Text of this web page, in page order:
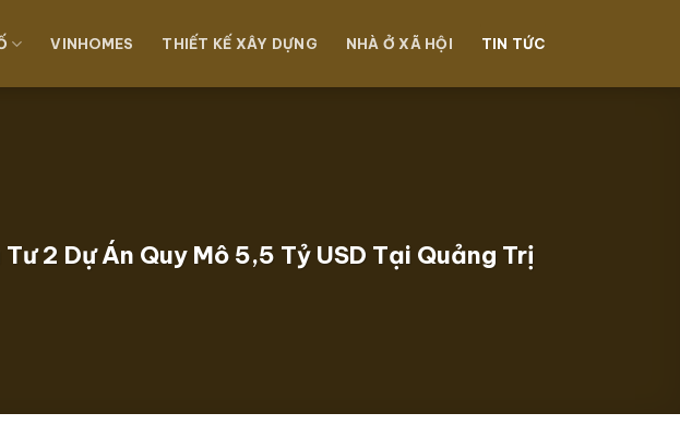
VINHOMES THIẾT KẾ XÂY DỰNG NHÀ Ở XÃ HỘI TIN TỨC
2 Dự Án Quy Mô 5,5 Tỷ USD Tại Quảng Trị